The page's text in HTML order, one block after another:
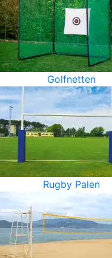
Golfnetten
Rugby Palen